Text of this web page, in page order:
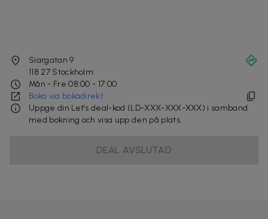
Siargatan 9
118 27 Stockholm
Mån - Fre 08:00 - 17:00
Boka via bokadirekt
Uppge din Let's deal-kod (LD-XXX-XXX-XXX) i samband
med bokning och visa upp den på plats.
DEAL AVSLUTAD